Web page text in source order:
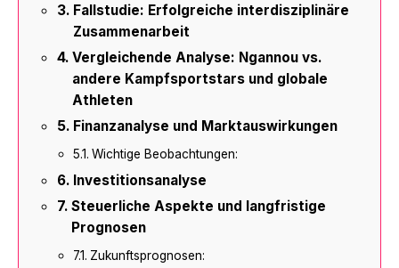
Fallstudie: Erfolgreiche interdisziplinäre
Zusammenarbeit
Vergleichende Analyse: Ngannou vs.
andere Kampfsportstars und globale
Athleten
Finanzanalyse und Marktauswirkungen
Wichtige Beobachtungen:
Investitionsanalyse
Steuerliche Aspekte und langfristige
Prognosen
Zukunftsprognosen: